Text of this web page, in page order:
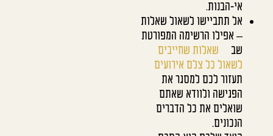
אי-הבנות.
אל תתביישו לשאול שאלות
– אפילו הרשימה המפורטת
שב
שאלות שחייבים
לשאול כל צלם אירועים
תעזור לכם למסגר את
הפגישה ולוודא שאתם
שואלים את כל הדברים
הנכונים.